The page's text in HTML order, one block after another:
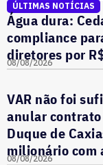
ÚLTIMAS NOTÍCIAS
Água dura:
compliance
diretores por
08/08/2026
VAR não foi
anular
Duque de
milionário com
08/08/2026